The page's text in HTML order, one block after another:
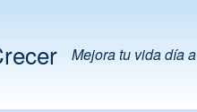
Mejora tu vida día